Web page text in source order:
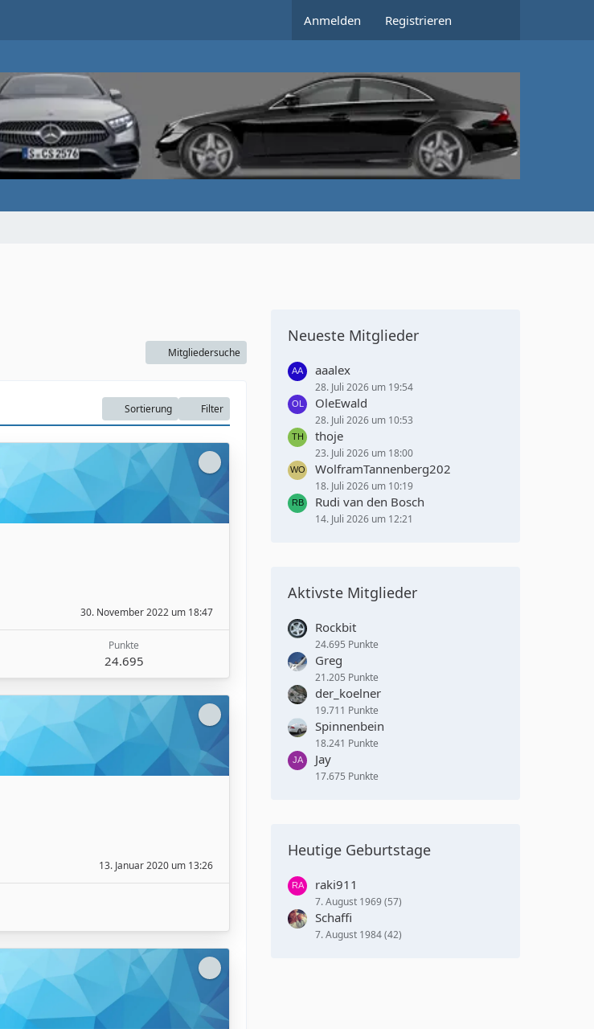
Anmelden Registrieren
Mitgliedersuche
Sortierung Filter
30. November 2022 um 18:47
Punkte
24.695
13. Januar 2020 um 13:26
Neueste Mitglieder
aaalex
28. Juli 2026 um 19:54
OleEwald
28. Juli 2026 um 10:53
thoje
23. Juli 2026 um 18:00
WolframTannenberg202
18. Juli 2026 um 10:19
Rudi van den Bosch
14. Juli 2026 um 12:21
Aktivste Mitglieder
Rockbit
24.695 Punkte
Greg
21.205 Punkte
der_koelner
19.711 Punkte
Spinnenbein
18.241 Punkte
Jay
17.675 Punkte
Heutige Geburtstage
raki911
7. August 1969 (57)
Schaffi
7. August 1984 (42)